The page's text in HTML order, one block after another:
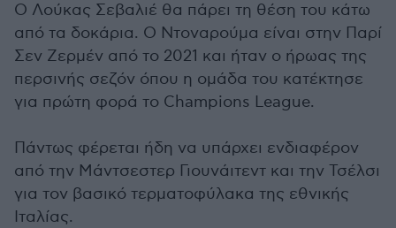
Ο Λούκας Σεβαλιέ θα πάρει τη θέση του κάτω
από τα δοκάρια. Ο Ντοναρούμα είναι στην Παρί
Σεν Ζερμέν από το 2021 και ήταν ο ήρωας της
περσινής σεζόν όπου η ομάδα του κατέκτησε
για πρώτη φορά το Champions League.
Πάντως φέρεται ήδη να υπάρχει ενδιαφέρον
από την Μάντσεστερ Γιουνάιτεντ και την Τσέλσι
για τον βασικό τερματοφύλακα της εθνικής
Ιταλίας.